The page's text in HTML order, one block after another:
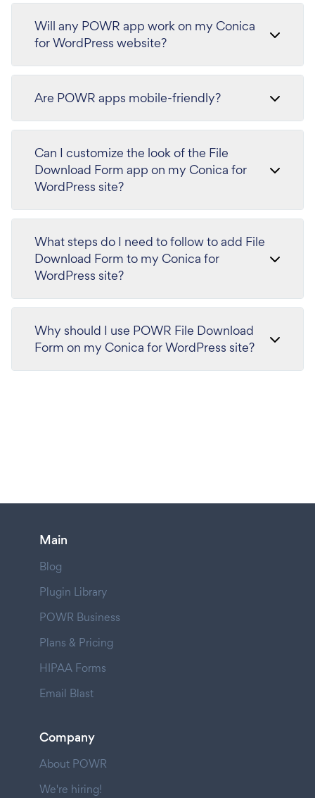
Will any POWR app work on my Conica
for WordPress website?
Are POWR apps mobile-friendly?
Can I customize the look of the File
Download Form app on my Conica for
WordPress site?
What steps do I need to follow to add File
Download Form to my Conica for
WordPress site?
Why should I use POWR File Download
Form on my Conica for WordPress site?
Main
Blog
Plugin Library
POWR Business
Plans & Pricing
HIPAA Forms
Email Blast
Company
About POWR
We're hiring!